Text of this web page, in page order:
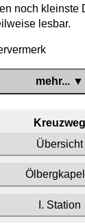
noch kleinste
lesbar.
mehr... ▼
Kreuzweg
Übersicht
I. Station